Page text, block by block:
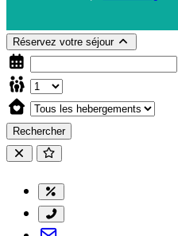
Réservez votre séjour
Rechercher